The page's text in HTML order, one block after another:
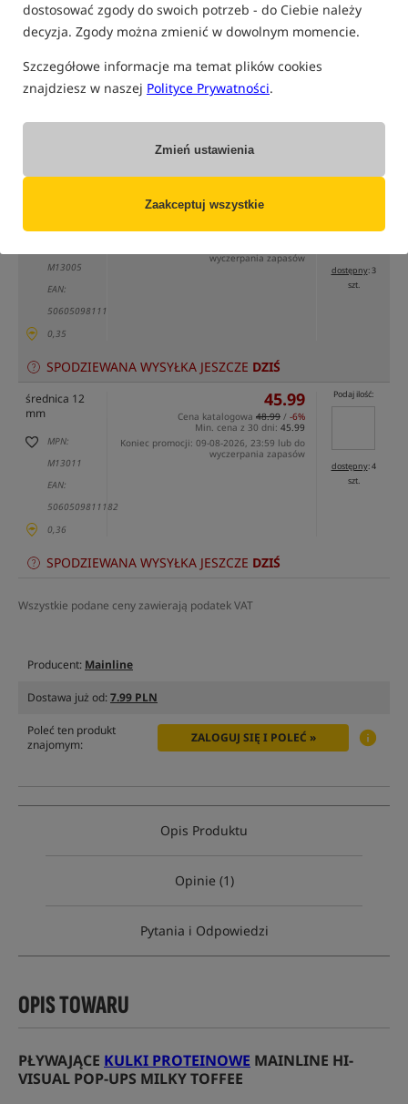
dostosować zgody do swoich potrzeb - do Ciebie należy
decyzja. Zgody można zmienić w dowolnym momencie.
Szczegółowe informacje ma temat plików cookies
znajdziesz w naszej Polityce Prywatności.
Zmień ustawienia
Zaakceptuj wszystkie
tylko produkty na"naszym magazynie"
M13005
EAN:
5060509811113
0,35
Min. cena z 30 dni:42.99
wyczerpania zapasów
dostępny: 3
szt.
SPODZIEWANA WYSYŁKA JESZCZE DZIŚ
średnica 12
mm
MPN:
M13011
EAN:
5060509811182
0,36
45.99
Cena katalogowa 48.99 / -6%
Min. cena z 30 dni: 45.99
Koniec promocji: 09-08-2026, 23:59 lub do
wyczerpania zapasów
Podaj ilość:
dostępny: 4
szt.
SPODZIEWANA WYSYŁKA JESZCZE DZIŚ
Wszystkie podane ceny zawierają podatek VAT
Producent: Mainline
Dostawa już od:7.99 PLN
Poleć ten produkt
znajomym:
ZALOGUJ SIĘ I POLEĆ »
Opis Produktu
Opinie (1)
Pytania i Odpowiedzi
OPIS TOWARU
PŁYWAJĄCE KULKI PROTEINOWE MAINLINE HI-
VISUAL POP-UPS MILKY TOFFEE